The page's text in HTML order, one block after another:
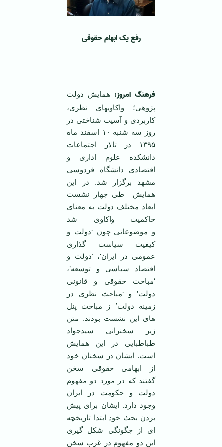
رفع یک ابهام حقوقی
فرهنگ امروز:
همایش دولت
پژوهی؛ واکاوی­های نظری،
کاربردی و آسیب شناختی در
روز سه شنبه ۱۰ اسفند ماه
۱۳۹۵ در تالار اجتماعات
دانشکده علوم اداری و
اقتصادی دانشگاه فردوسی
مشهد برگزار شد. در این
همایش طی چهار نشست
ابعاد مختلف دولت به معنای
حاکمیت واکاوی شد
و موضوعاتی چون ‘دولت و
کیفیت سیاست گذاری
عمومی در ایران’، ‘دولت و
اقتصاد سیاسی و توسعه’،
‘مباحث حقوقی و قانونی
دولت’ و ‘مباحث نظری در
زمینه دولت’ از مباحث پنل
های این نشست بودند. متن
زیر سخنرانی سیدجواد
طباطبایی در این همایش
است. ایشان در سخنان خود
از ابهامی حقوقی سخن
گفتند که در مورد دو مفهوم
دولت و حکومت در ایران
وجود دارد. ایشان برای پیش
بردن بحث خود ابتدا تاریخچه
ای از چگونگی شکل گیری
این دو مفهوم در غرب سخن